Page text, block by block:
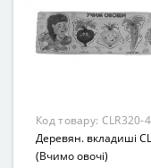
Возраст
от 3 лет
Код товару: CLR320-4
Деревян. вкладиші
(Вчимо овочі)